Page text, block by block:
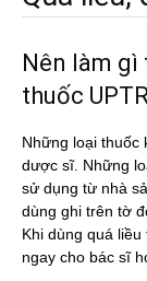
Nên làm
thuốc
Những loại thuốc
dược sĩ. Những
sử dụng từ nhà
dùng ghi trên tờ
Khi dùng quá
ngay cho bác sĩ